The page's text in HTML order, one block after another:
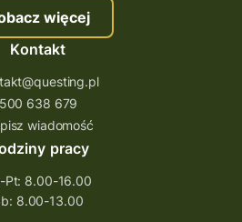
więcej
Kontakt
500 638 679
wiadomość
pracy
Pt: 8.00-16.00
8.00-13.00